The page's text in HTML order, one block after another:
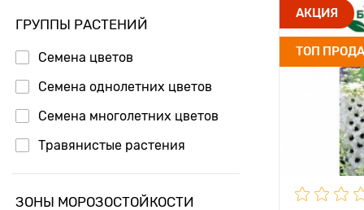
ГРУППЫ РАСТЕНИЙ
Семена цветов
Семена однолетних цветов
Семена многолетних цветов
Травянистые растения
ЗОНЫ МОРОЗОСТОЙКОСТИ
АКЦИЯ
ТОП
Высота
Растояние
растениями